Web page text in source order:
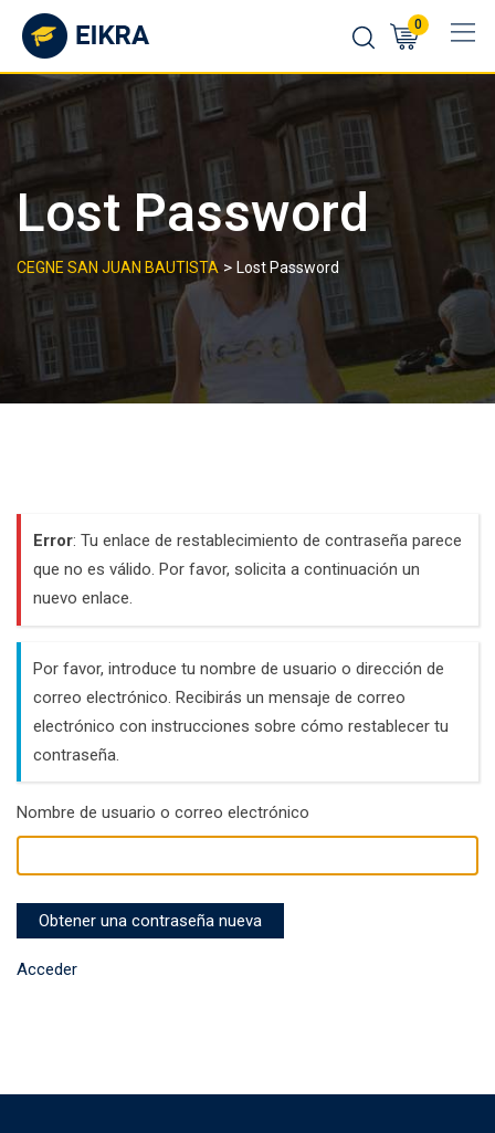
content
0
Lost Password
CEGNE SAN JUAN BAUTISTA > Lost Password
Error: Tu enlace de restablecimiento de contraseña parece
que no es válido. Por favor, solicita a continuación un
nuevo enlace.
Por favor, introduce tu nombre de usuario o dirección de
correo electrónico. Recibirás un mensaje de correo
electrónico con instrucciones sobre cómo restablecer tu
contraseña.
Nombre de usuario o correo electrónico
Obtener una contraseña nueva
Acceder